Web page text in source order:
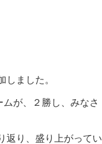
ました。
が、２勝し、みなさ
返り、盛り上がってい